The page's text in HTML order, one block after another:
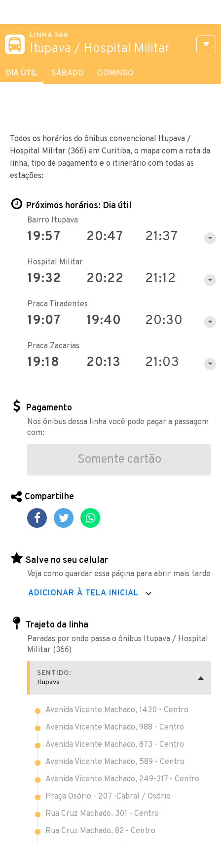
LINHA 366
Itupava / Hospital Militar
DIA ÚTIL SÁBADO DOMINGO
Todos os horários do ônibus convencional Itupava /
Hospital Militar (366) em Curitiba, o mapa com a rota da
linha, tipo de pagamento e o itinerário com todas as
estações:
Próximos horários: Dia útil
Bairro Itupava
19:57 20:47 21:37
Hospital Militar
19:32 20:22 21:12
Praca Tiradentes
19:07 19:40 20:30
Praca Zacarias
19:18 20:13 21:03
Pagamento
Nos ônibus dessa linha você pode pagar a passagem
com:
Somente cartão
Compartilhe
Salve no seu celular
Veja como guardar essa página para abrir mais tarde
ADICIONAR À TELA INICIAL
Trajeto da linha
Paradas por onde passa o ônibus Itupava / Hospital
Militar (366)
SENTIDO:
Itupava
Avenida Vicente Machado, 1430 - Centro
Avenida Vicente Machado, 988 - Centro
Avenida Vicente Machado, 873 - Centro
Avenida Vicente Machado, 589 - Centro
Avenida Vicente Machado, 249-317 - Centro
Praça Osório - 207 -Cabral / Osório
Rua Cruz Machado, 301 - Centro
Rua Cruz Machado, 82 - Centro